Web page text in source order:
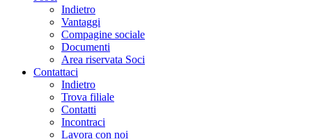
Indietro
Vantaggi
Compagine sociale
Documenti
Area riservata Soci
Contattaci
Indietro
Trova filiale
Contatti
Incontraci
Lavora con noi